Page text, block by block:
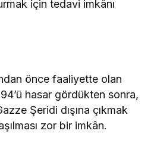
için tedavi imkânı
önce faaliyette olan
hasar gördükten sonra,
Şeridi dışına çıkmak
zor bir imkân.